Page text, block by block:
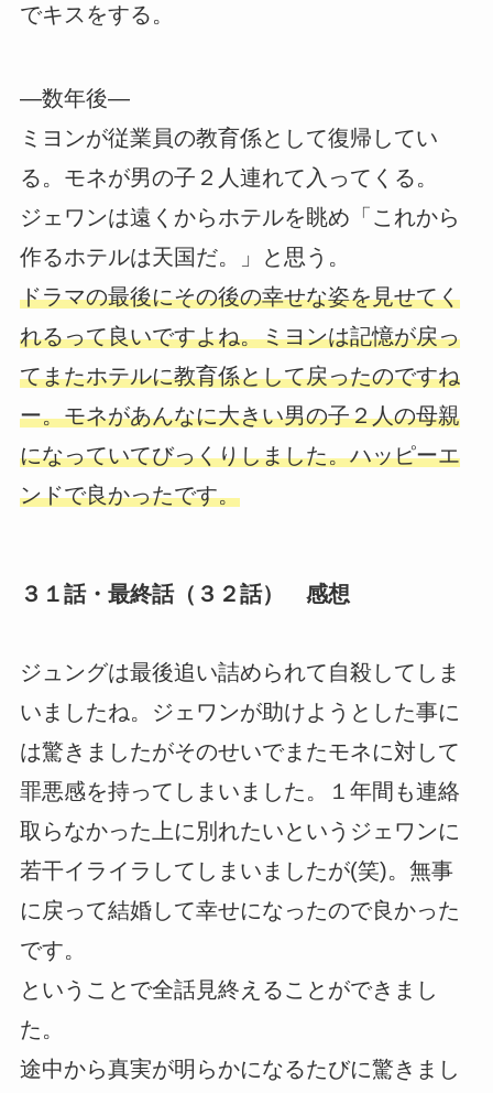
でキスをする。
―数年後―
ミヨンが従業員の教育係として復帰してい
る。モネが男の子２人連れて入ってくる。
ジェワンは遠くからホテルを眺め「これから
作るホテルは天国だ。」と思う。
ドラマの最後にその後の幸せな姿を見せてく
れるって良いですよね。ミヨンは記憶が戻っ
てまたホテルに教育係として戻ったのですね
ー。モネがあんなに大きい男の子２人の母親
になっていてびっくりしました。ハッピーエ
ンドで良かったです。
３１話・最終話（３２話） 感想
ジュングは最後追い詰められて自殺してしま
いましたね。ジェワンが助けようとした事に
は驚きましたがそのせいでまたモネに対して
罪悪感を持ってしまいました。１年間も連絡
取らなかった上に別れたいというジェワンに
若干イライラしてしまいましたが(笑)。無事
に戻って結婚して幸せになったので良かった
です。
ということで全話見終えることができまし
た。
途中から真実が明らかになるたびに驚きまし